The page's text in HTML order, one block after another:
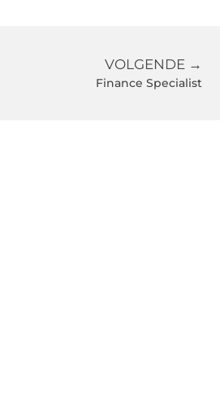
VOLGENDE →
Finance Specialist